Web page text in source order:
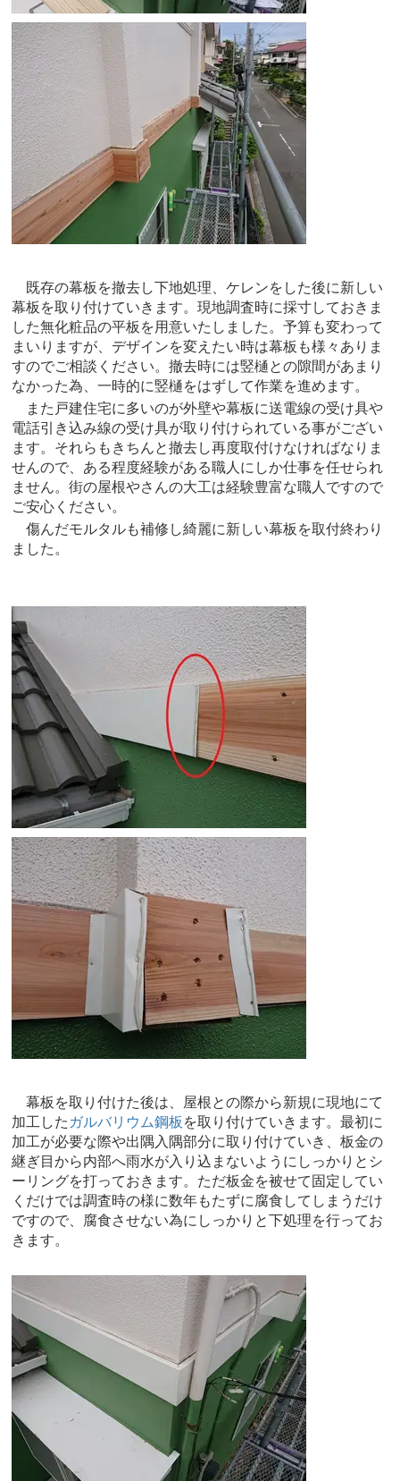
既存の幕板を撤去し下地処理、ケレンをした後に新しい
幕板を取り付けていきます。現地調査時に採寸しておきま
した無化粧品の平板を用意いたしました。予算も変わって
まいりますが、デザインを変えたい時は幕板も様々ありま
すのでご相談ください。撤去時には竪樋との隙間があまり
なかった為、一時的に竪樋をはずして作業を進めます。
また戸建住宅に多いのが外壁や幕板に送電線の受け具や
電話引き込み線の受け具が取り付けられている事がござい
ます。それらもきちんと撤去し再度取付けなければなりま
せんので、ある程度経験がある職人にしか仕事を任せられ
ません。街の屋根やさんの大工は経験豊富な職人ですので
ご安心ください。
傷んだモルタルも補修し綺麗に新しい幕板を取付終わり
ました。
幕板を取り付けた後は、屋根との際から新規に現地にて
加工した ガルバリウム鋼板 を取り付けていきます。最初に
加工が必要な際や出隅入隅部分に取り付けていき、板金の
継ぎ目から内部へ雨水が入り込まないようにしっかりとシ
ーリングを打っておきます。ただ板金を被せて固定してい
くだけでは調査時の様に数年もたずに腐食してしまうだけ
ですので、腐食させない為にしっかりと下処理を行ってお
きます。